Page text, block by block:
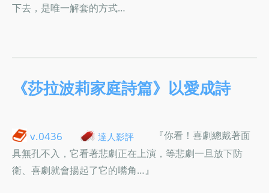
下去，是唯一解套的方式…
《莎拉波莉家庭詩篇》以愛成詩
v.0436 達人影評
『你看！喜劇總戴著面
具無孔不入，它看著悲劇正在上演，等悲劇一旦放下防
衛、喜劇就會揚起了它的嘴角…』